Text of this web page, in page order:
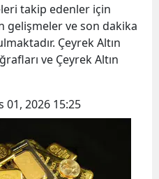
takip edenler için
gelişmeler ve son dakika
Çeyrek Altın
ve Çeyrek Altın
01, 2026 15:25